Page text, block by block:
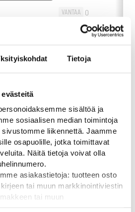
Tietoja
sisältöä ja
sosiaalisen median toimintoja
liikennettä. Jaamme
osapuolille, jotka toimittavat
Näitä tietoja voivat olla
asiakastietoja: tuotteen osto
tai muun markkinointiviestin
tai muun
lähettäminen, käyttäjätilin
VANTAA 0
HAMINA 0 60,00€